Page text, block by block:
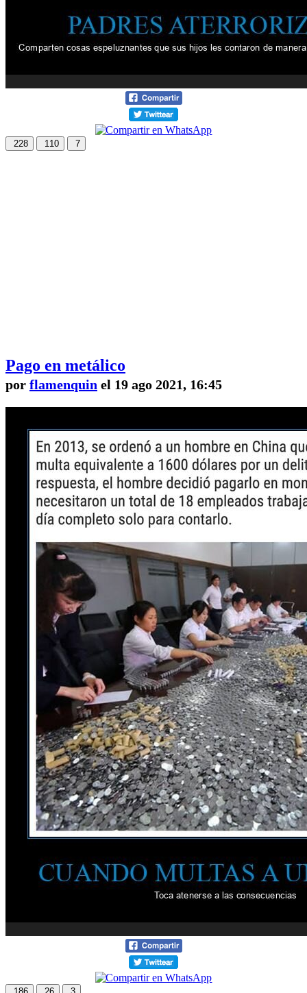
228 110 7
Pago en metálico
por flamenquin el 19 ago 2021, 16:45